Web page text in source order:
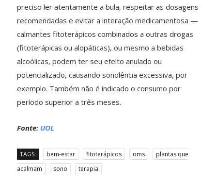
preciso ler atentamente a bula, respeitar as dosagens
recomendadas e evitar a interação medicamentosa —
calmantes fitoterápicos combinados a outras drogas
(fitoterápicas ou alopáticas), ou mesmo a bebidas
alcoólicas, podem ter seu efeito anulado ou
potencializado, causando sonolência excessiva, por
exemplo. Também não é indicado o consumo por
período superior a três meses.
Fonte: UOL
TAGS: bem-estar fitoterápicos oms
plantas que
acalmam
sono terapia